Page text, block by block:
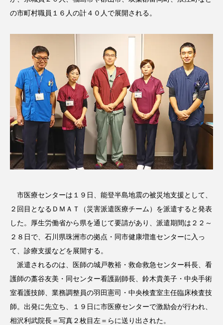
の市町村職員１６人の計４０人で展開される。
市医療センターは１９日、能登半島地震の被災地支援として、
２回目となるＤＭＡＴ（災害派遣医療チーム）を派遣すると発表
した。厚生労働省から県を通じて要請があり、派遣期間は２２～
２８日で、石川県珠洲市の拠点・同市健康増進センターに入っ
て、診療支援などを展開する。
派遣されるのは、医師の城戸教裕・救命救急センター科長、看
護師の藁谷友美・同センター看護副師長、鈴木貴美子・中央手術
室看護技師、業務調整員の羽田憲司・中央検査室主任臨床検査技
師。出発に先立ち、１９日に市医療センターで激励会が行われ、
相沢利武院長＝写真２枚目左＝らに送り出された。